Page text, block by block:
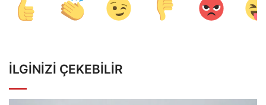
# voleybol milletler ligi sıralama